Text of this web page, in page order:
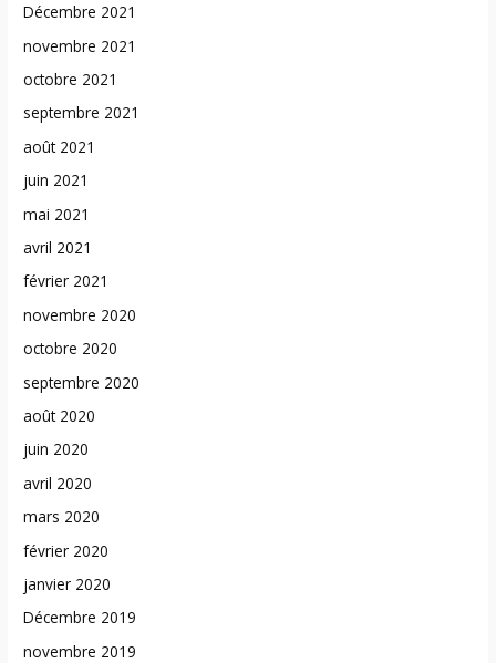
Décembre 2021
novembre 2021
octobre 2021
septembre 2021
août 2021
juin 2021
mai 2021
avril 2021
février 2021
novembre 2020
octobre 2020
septembre 2020
août 2020
juin 2020
avril 2020
mars 2020
février 2020
janvier 2020
Décembre 2019
novembre 2019